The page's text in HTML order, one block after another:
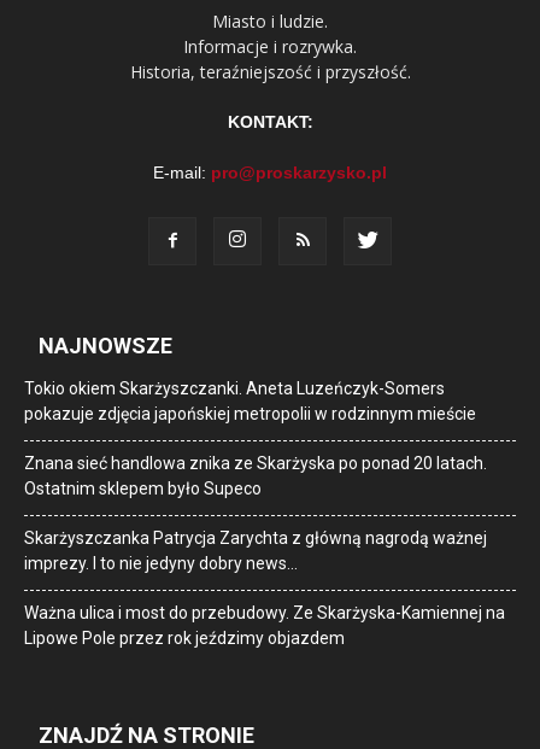
Miasto i ludzie.
Informacje i rozrywka.
Historia, teraźniejszość i przyszłość.
KONTAKT:
E-mail: pro@proskarzysko.pl
NAJNOWSZE
Tokio okiem Skarżyszczanki. Aneta Luzeńczyk-Somers
pokazuje zdjęcia japońskiej metropolii w rodzinnym mieście
Znana sieć handlowa znika ze Skarżyska po ponad 20 latach.
Ostatnim sklepem było Supeco
Skarżyszczanka Patrycja Zarychta z główną nagrodą ważnej
imprezy. I to nie jedyny dobry news…
Ważna ulica i most do przebudowy. Ze Skarżyska-Kamiennej na
Lipowe Pole przez rok jeździmy objazdem
ZNAJDŹ NA STRONIE